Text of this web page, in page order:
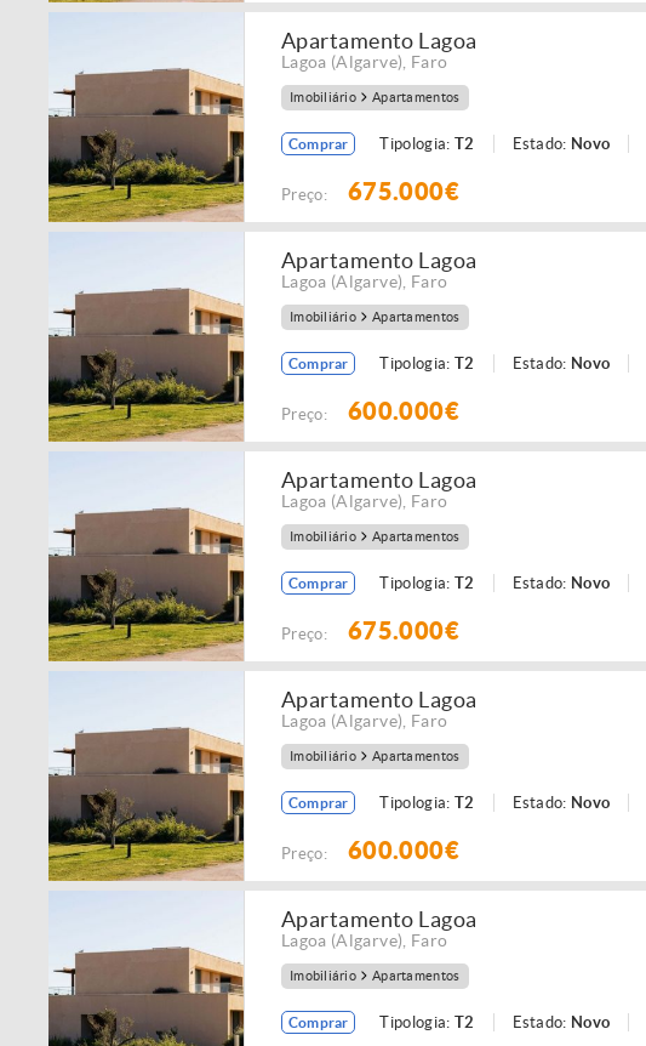
Apartamento Lagoa
Lagoa (Algarve) Faro
Imobiliário Apartamentos
Comprar Tipologia: T2 Estado: Novo
Preço: 675.000€
Apartamento Lagoa
Lagoa (Algarve) Faro
Imobiliário Apartamentos
Comprar Tipologia: T2 Estado: Novo
Preço: 600.000€
Apartamento Lagoa
Lagoa (Algarve) Faro
Imobiliário Apartamentos
Comprar Tipologia: T2 Estado: Novo
Preço: 675.000€
Apartamento Lagoa
Lagoa (Algarve) Faro
Imobiliário Apartamentos
Comprar Tipologia: T2 Estado: Novo
Preço: 600.000€
Apartamento Lagoa
Lagoa (Algarve) Faro
Imobiliário Apartamentos
Comprar Tipologia: T2 Estado: Novo